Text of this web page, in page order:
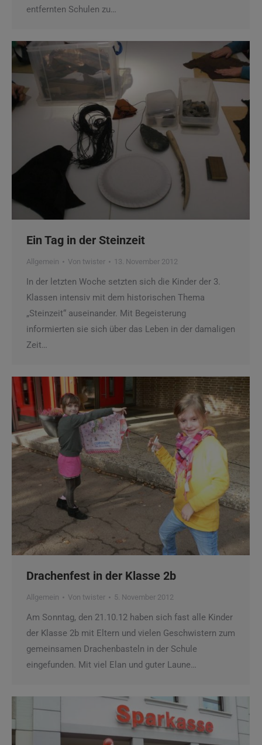
entfernten Schulen zu…
Ein Tag in der Steinzeit
Allgemein Von twister 13. November 2012
In der letzten Woche setzten sich die Kinder der 3.
Klassen intensiv mit dem historischen Thema
„Steinzeit“ auseinander. Mit Begeisterung
informierten sie sich über das Leben in der damaligen
Zeit…
Drachenfest in der Klasse 2b
Allgemein Von twister 5. November 2012
Am Sonntag, den 21.10.12 haben sich fast alle Kinder
der Klasse 2b mit Eltern und vielen Geschwistern zum
gemeinsamen Drachenbasteln in der Schule
eingefunden. Mit viel Elan und guter Laune…